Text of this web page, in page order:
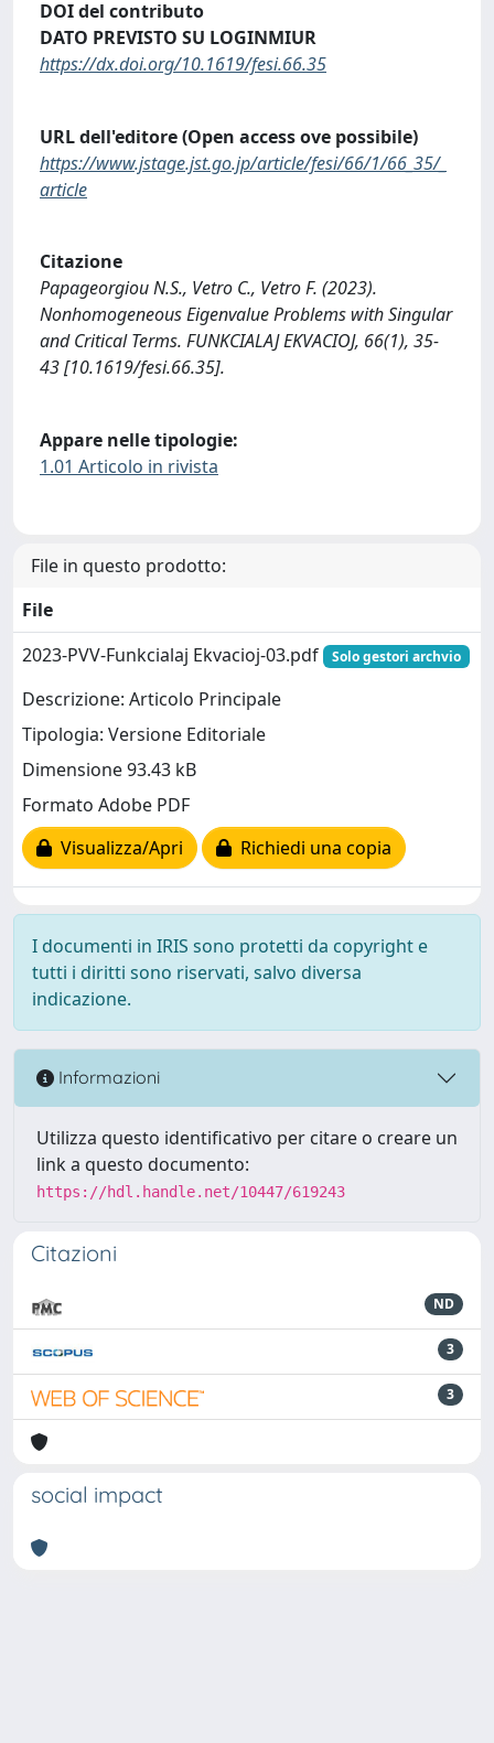
DOI del contributo
DATO PREVISTO SU LOGINMIUR
https://dx.doi.org/10.1619/fesi.66.35
URL dell'editore (Open access ove possibile)
https://www.jstage.jst.go.jp/article/fesi/66/1/66_35/_
article
Citazione
Papageorgiou N.S., Vetro C., Vetro F. (2023).
Nonhomogeneous Eigenvalue Problems with Singular
and Critical Terms. FUNKCIALAJ EKVACIOJ, 66(1), 35-
43 [10.1619/fesi.66.35].
Appare nelle tipologie:
1.01 Articolo in rivista
File in questo prodotto:
File
2023-PVV-Funkcialaj Ekvacioj-03.pdf
Solo gestori archvio
Descrizione: Articolo Principale
Tipologia: Versione Editoriale
Dimensione 93.43 kB
Formato Adobe PDF
Visualizza/Apri
Richiedi una copia
I documenti in IRIS sono protetti da copyright e
tutti i diritti sono riservati, salvo diversa
indicazione.
Informazioni
Utilizza questo identificativo per citare o creare un
link a questo documento:
https://hdl.handle.net/10447/619243
Citazioni
ND
3
3
social impact